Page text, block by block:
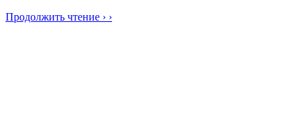
Продолжить чтение › ›